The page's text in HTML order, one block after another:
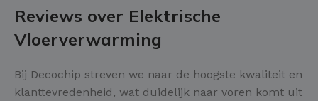
Reviews over Elektrische
Vloerverwarming
Bij Decochip streven we naar de hoogste kwaliteit en
klanttevredenheid, wat duidelijk naar voren komt uit